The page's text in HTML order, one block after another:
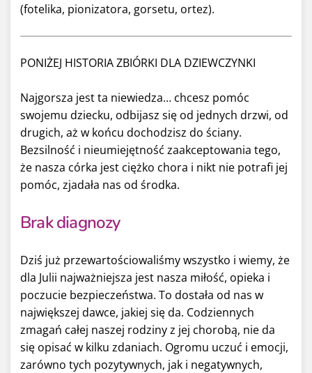
(fotelika, pionizatora, gorsetu, ortez).
PONIŻEJ HISTORIA ZBIÓRKI DLA DZIEWCZYNKI
Najgorsza jest ta niewiedza… chcesz pomóc
swojemu dziecku, odbijasz się od jednych drzwi, od
drugich, aż w końcu dochodzisz do ściany.
Bezsilność i nieumiejętność zaakceptowania tego,
że nasza córka jest ciężko chora i nikt nie potrafi jej
pomóc, zjadała nas od środka.
Brak diagnozy
Dziś już przewartościowaliśmy wszystko i wiemy, że
dla Julii najważniejsza jest nasza miłość, opieka i
poczucie bezpieczeństwa. To dostała od nas w
największej dawce, jakiej się da. Codziennych
zmagań całej naszej rodziny z jej chorobą, nie da
się opisać w kilku zdaniach. Ogromu uczuć i emocji,
zarówno tych pozytywnych, jak i negatywnych,